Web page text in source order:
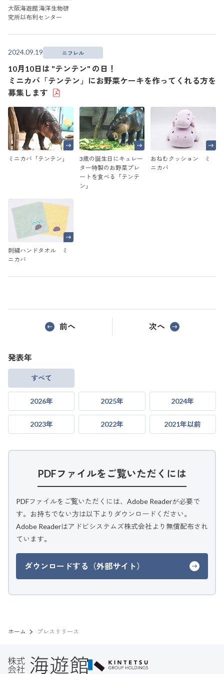
大阪海遊館 海洋生物研
究所以布利センター
2024.09.19 ニフレル
10月10日は "テンテン" の日！
ミニカバ「テンテン」にお野菜ケーキを作ってくれる方を
募集します
ミニカバ「テンテン」
3歳の誕生日にキュレー
ター特製のお野菜プレ
ートを食べる「テンテ
ン」
おねむクッション ミ
ニカバ
刺繍ハンドタオル ミ
ニカバ
前へ 次へ
発表年
すべて
2026年 2025年 2024年
2023年 2022年 2021年以前
PDFファイルをご覧いただくには
PDFファイルをご覧いただくには、Adobe Readerが必要で
す。お持ちでない方は以下よりダウンロードください。
Adobe Readerはアドビシステムズ株式会社より無償配布され
ています。
ダウンロードする（外部サイト）
ホーム プレスリリース